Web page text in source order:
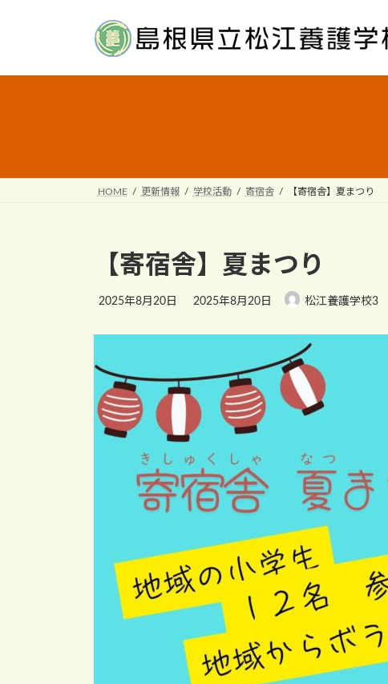
HOME 更新情報 学校活動 寄宿舎 【寄宿舎】夏まつり
【寄宿舎】夏まつり
2025年8月20日
Last
updated
2025年8月20日 松江養護学校3